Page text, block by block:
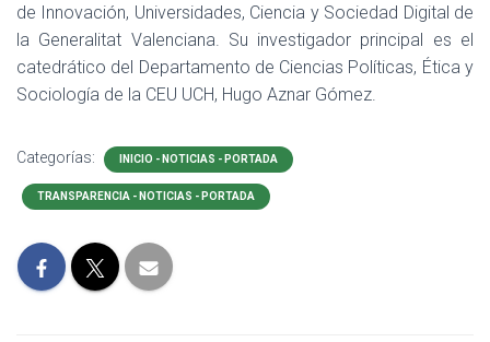
de Innovación, Universidades, Ciencia y Sociedad Digital de
la Generalitat Valenciana. Su investigador principal es el
catedrático del Departamento de Ciencias Políticas, Ética y
Sociología de la CEU UCH, Hugo Aznar Gómez.
Categorías: INICIO - NOTICIAS - PORTADA
TRANSPARENCIA - NOTICIAS - PORTADA